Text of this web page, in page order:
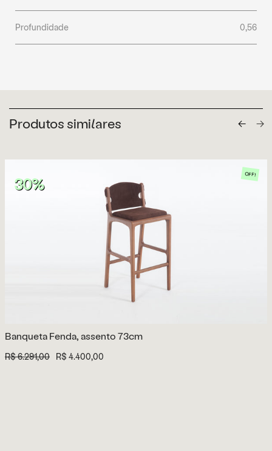
Profundidade 0,56
Produtos similares
30%
OFF!
Banqueta Fenda, assento 73cm
R$ 6.291,00 R$ 4.400,00